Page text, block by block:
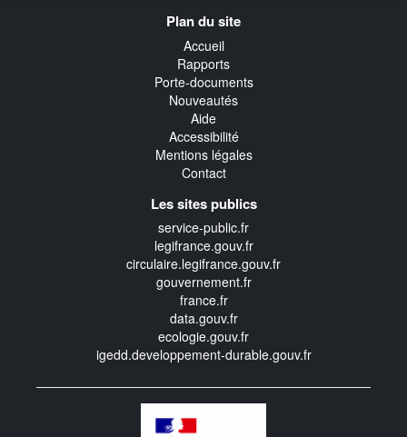
Plan du site
Accueil
Rapports
Porte-documents
Nouveautés
Aide
Accessibilité
Mentions légales
Contact
Les sites publics
service-public.fr
legifrance.gouv.fr
circulaire.legifrance.gouv.fr
gouvernement.fr
france.fr
data.gouv.fr
ecologie.gouv.fr
igedd.developpement-durable.gouv.fr